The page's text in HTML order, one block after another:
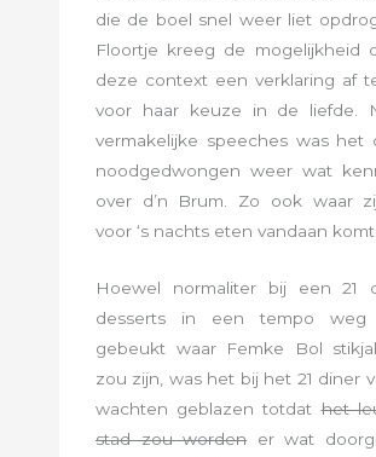
die de boel snel weer liet
Floortje kreeg de mogelijkheid
deze context een verklaring af
voor haar keuze in de liefde.
vermakelijke speeches was het
noodgedwongen weer wat
over d’n Brum. Zo ook waar
voor ‘s nachts eten vandaan komt.
Hoewel normaliter bij een 21
desserts in een tempo weg
gebeukt waar Femke Bol
zou zijn, was het bij het 21 diner
wachten geblazen totdathet
stad zou wordener wat